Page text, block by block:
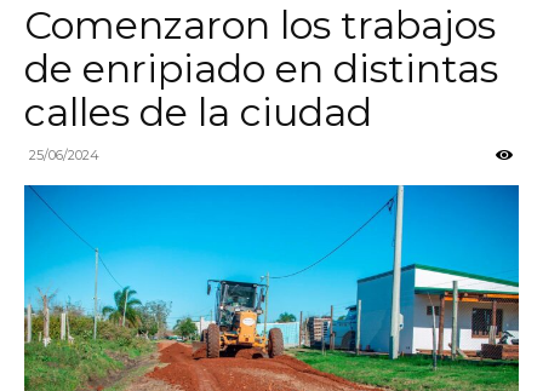
Comenzaron los trabajos
de enripiado en distintas
calles de la ciudad
25/06/2024